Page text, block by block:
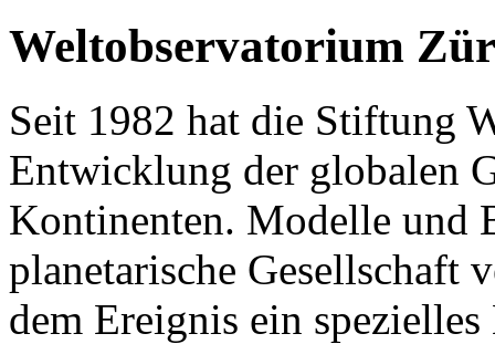
Weltobservatorium
Seit 1982 hat die Stiftung
Entwicklung der globalen
Kontinenten. Modelle und
planetarische Gesellschaft
dem Ereignis ein